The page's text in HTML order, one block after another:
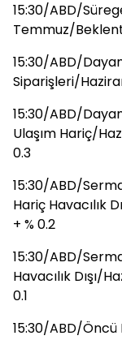
15:30/ABD/
Temmuz/
15:30/ABD/
Siparişleri/
15:30/ABD/
Ulaşım Hariç/
0.3
15:30/ABD/
Hariç Havacılık
+ % 0.2
15:30/ABD/
Havacılık Dışı/
0.1
15:30/ABD/Öncü